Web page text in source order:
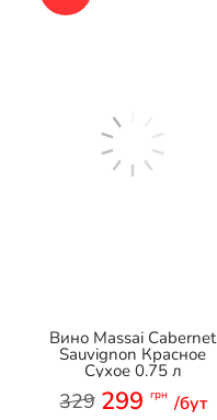
Вино Massai Cabernet
Sauvignon Красное
Сухое 0.75 л
329 299 грн /бут